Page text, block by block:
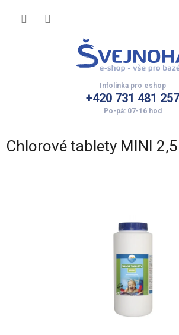
+420 731 481 257
Chlorové tablety MINI